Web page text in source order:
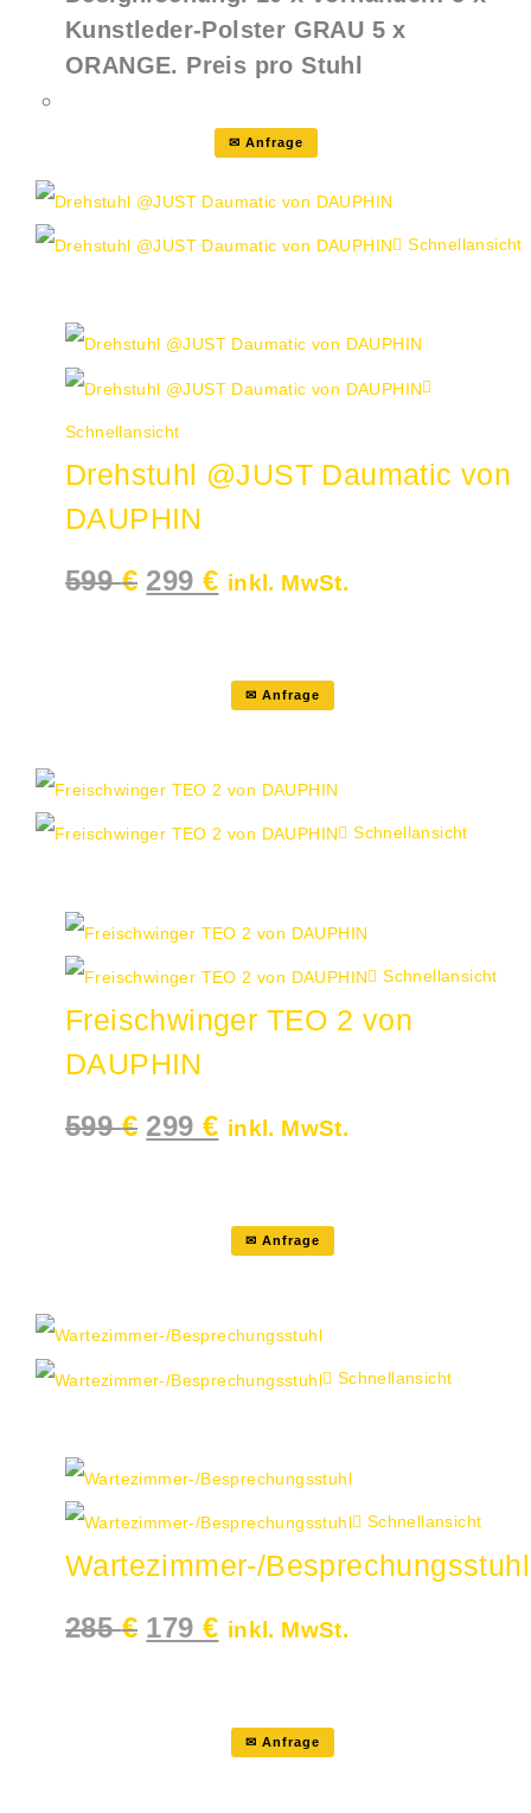
✉ Anfrage
Kunstleder-Polster GRAU 5 x
ORANGE. Preis pro Stuhl
Schnellansicht
✉ Anfrage
Schnellansicht
Drehstuhl @JUST Daumatic von
DAUPHIN
599€ Ursprünglicher
Preis
299€Aktueller
Preis
inkl. MwSt.
Schnellansicht
✉ Anfrage
Schnellansicht
Freischwinger TEO 2 von
DAUPHIN
599€ Ursprünglicher
Preis
299€Aktueller
Preis
inkl. MwSt.
Schnellansicht
✉ Anfrage
Schnellansicht
Wartezimmer-/Besprechungsstuhl
285€ Ursprünglicher
Preis
179€Aktueller
Preis
inkl. MwSt.